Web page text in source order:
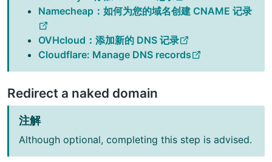
Namecheap：如何为您的域名创建 CNAME 记录
OVHcloud：添加新的 DNS 记录
Cloudflare: Manage DNS records
Redirect a naked domain
注解
Although optional, completing this step is advised.